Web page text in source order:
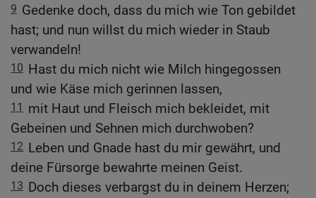
9 Gedenke doch, dass du mich wie Ton gebildet
hast; und nun willst du mich wieder in Staub
verwandeln!
10 Hast du mich nicht wie Milch hingegossen
und wie Käse mich gerinnen lassen,
11
mit Haut und Fleisch mich bekleidet, mit
Gebeinen und Sehnen mich durchwoben?
12 Leben und Gnade hast du mir gewährt, und
deine Fürsorge bewahrte meinen Geist.
13 Doch dieses verbargst du in deinem Herzen;